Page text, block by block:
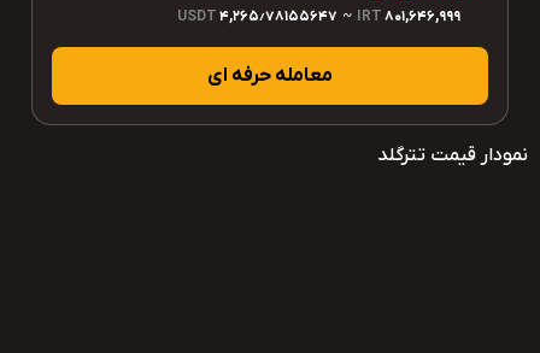
801,646,999
IRT
~ 4,265٫78155647USDT
معامله حرفه ای
نمودار قیمت تترگلد